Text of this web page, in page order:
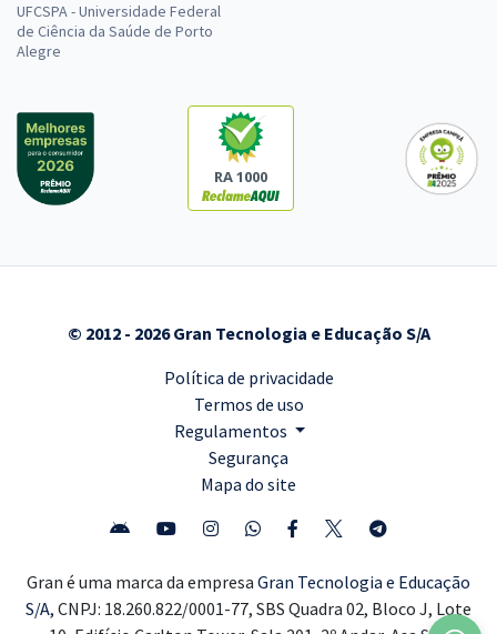
UFCSPA - Universidade Federal
de Ciência da Saúde de Porto
Alegre
RA 1000
© 2012 - 2026 Gran Tecnologia e Educação S/A
Política de privacidade
Termos de uso
Regulamentos
Segurança
Mapa do site
Gran é uma marca da empresa Gran Tecnologia e Educação
S/A, CNPJ: 18.260.822/0001-77, SBS Quadra 02, Bloco J, Lote